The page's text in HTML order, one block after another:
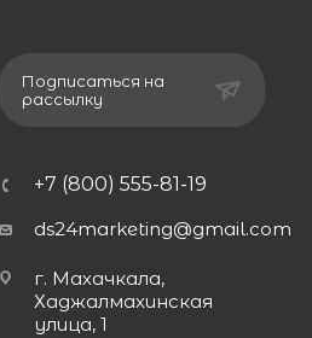
Подписаться на
рассылку
+7 (800) 555-81-19
ds24marketing@gmail.com
г. Махачкала,
Хаджалмахинская
улица, 1